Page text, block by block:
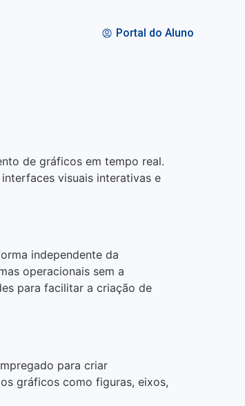
Portal do Aluno
de gráficos em tempo real.
visuais interativas e
independente da
operacionais sem a
para facilitar a criação de
para criar
gráficos como figuras, eixos,